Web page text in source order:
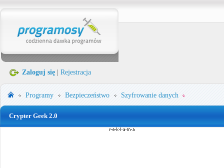
Zaloguj się Rejestracja
Programy Bezpieczeństwo Szyfrowanie danych
Crypter Geek 2.0